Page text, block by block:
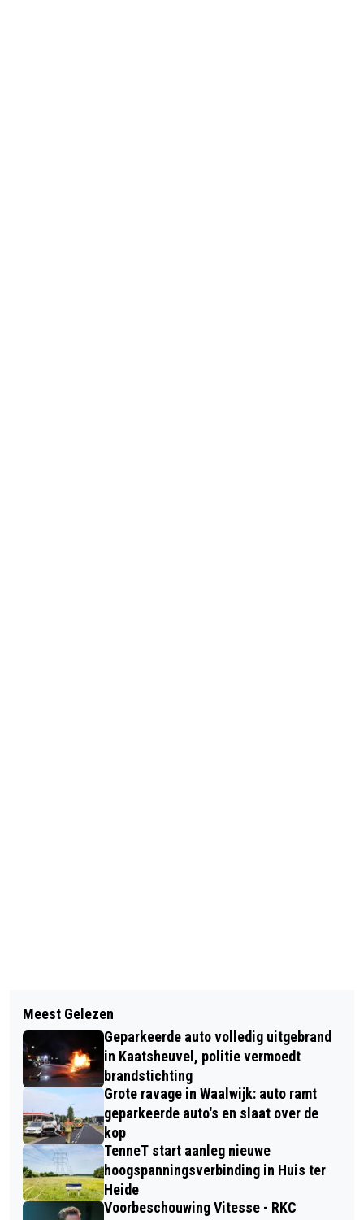
CIRCUS OP DE VLINDERBOOM
PROEFF KAAS & DELICATESSEN &
CADEAUS VERHUIST NAAR
HOOFDSTRAAT 52 KAATSHEUVEL
Meest Gelezen
Geparkeerde auto volledig uitgebrand
in Kaatsheuvel, politie vermoedt
brandstichting
Grote ravage in Waalwijk: auto ramt
geparkeerde auto's en slaat over de
kop
TenneT start aanleg nieuwe
hoogspanningsverbinding in Huis ter
Heide
Voorbeschouwing Vitesse - RKC